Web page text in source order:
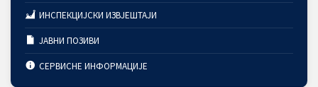
ИНСПЕКЦИЈСКИ ИЗВЈЕШТАЈИ
ЈАВНИ ПОЗИВИ
СЕРВИСНЕ ИНФОРМАЦИЈЕ